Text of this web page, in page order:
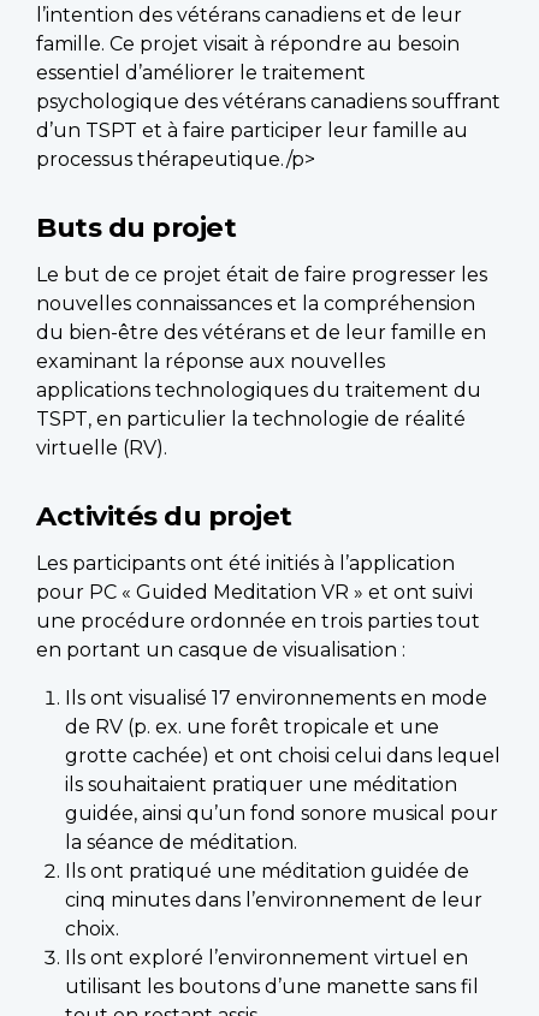
l’intention des vétérans canadiens et de leur
famille. Ce projet visait à répondre au besoin
essentiel d’améliorer le traitement
psychologique des vétérans canadiens souffrant
d’un TSPT et à faire participer leur famille au
processus thérapeutique./p>
Buts du projet
Le but de ce projet était de faire progresser les
nouvelles connaissances et la compréhension
du bien-être des vétérans et de leur famille en
examinant la réponse aux nouvelles
applications technologiques du traitement du
TSPT, en particulier la technologie de réalité
virtuelle (RV).
Activités du projet
Les participants ont été initiés à l’application
pour PC « Guided Meditation VR » et ont suivi
une procédure ordonnée en trois parties tout
en portant un casque de visualisation :
Ils ont visualisé 17 environnements en mode
de RV (p. ex. une forêt tropicale et une
grotte cachée) et ont choisi celui dans lequel
ils souhaitaient pratiquer une méditation
guidée, ainsi qu’un fond sonore musical pour
la séance de méditation.
Ils ont pratiqué une méditation guidée de
cinq minutes dans l’environnement de leur
choix.
Ils ont exploré l’environnement virtuel en
utilisant les boutons d’une manette sans fil